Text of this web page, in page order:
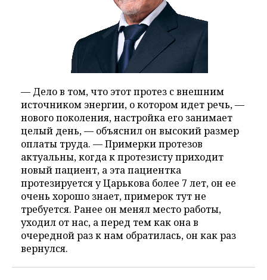
— Дело в том, что этот протез с внешним
источником энергии, о котором идет речь, —
нового поколения, настройка его занимает
целый день, — объяснил он высокий размер
оплаты труда. — Примерки протезов
актуальны, когда к протезисту приходит
новый пациент, а эта пациентка
протезируется у Царькова более 7 лет, он ее
очень хорошо знает, примерок тут не
требуется. Ранее он менял место работы,
уходил от нас, а перед тем как она в
очередной раз к нам обратилась, он как раз
вернулся.